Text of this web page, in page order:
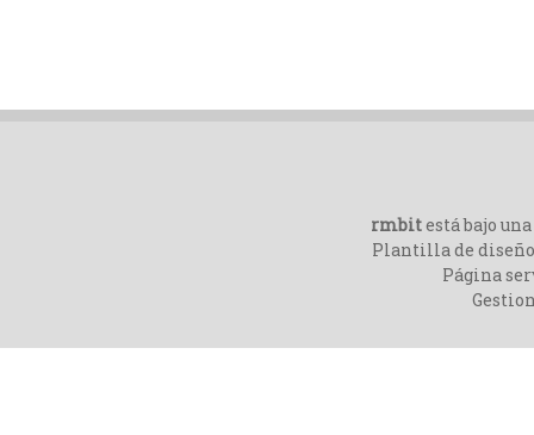
rmbitestá bajo una
Plantilla de
Página